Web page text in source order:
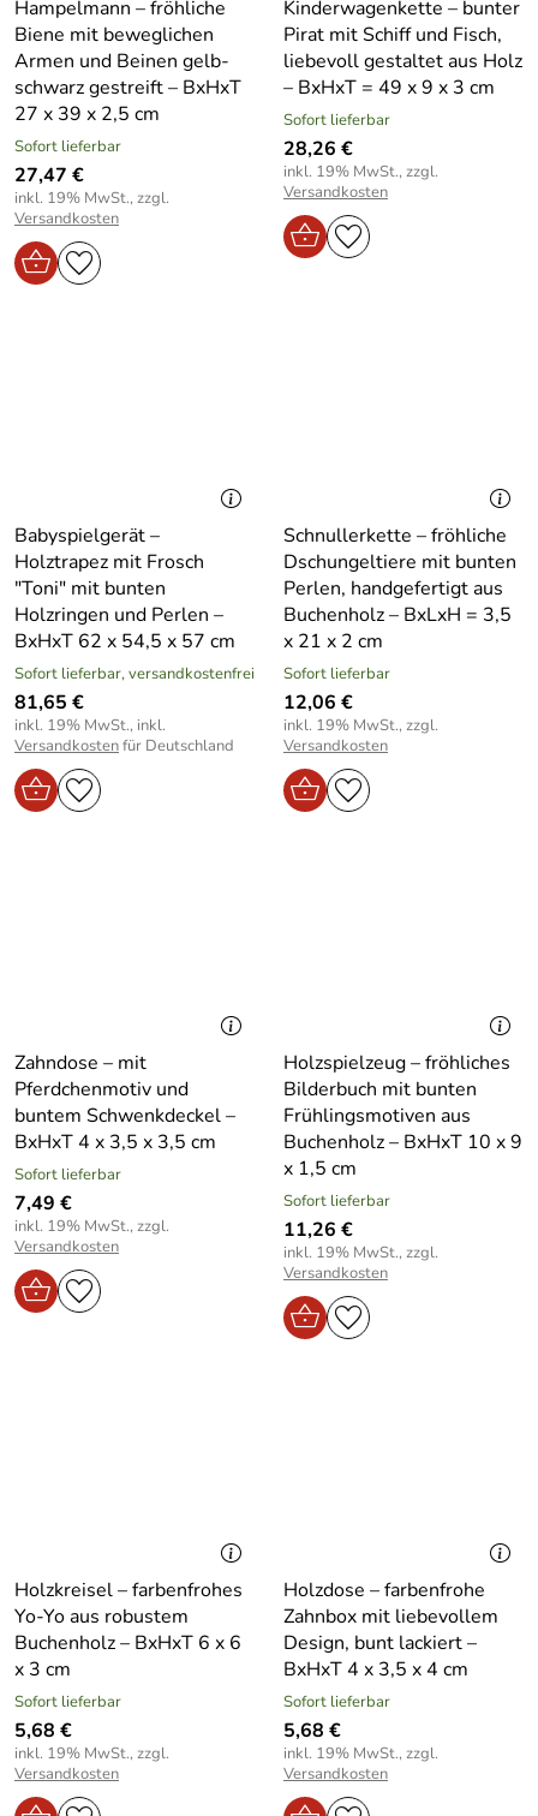
Hampelmann – fröhliche
Biene mit beweglichen
Armen und Beinen gelb-
schwarz gestreift – BxHxT
27 x 39 x 2,5 cm
Sofort lieferbar
27,47 €
inkl. 19% MwSt., zzgl.
Versandkosten
Kinderwagenkette – bunter
Pirat mit Schiff und Fisch,
liebevoll gestaltet aus Holz
– BxHxT = 49 x 9 x 3 cm
Sofort lieferbar
28,26 €
inkl. 19% MwSt., zzgl.
Versandkosten
Babyspielgerät –
Holztrapez mit Frosch
"Toni" mit bunten
Holzringen und Perlen –
BxHxT 62 x 54,5 x 57 cm
Sofort lieferbar, versandkostenfrei
81,65 €
inkl. 19% MwSt., inkl.
Versandkostenfür Deutschland
Schnullerkette – fröhliche
Dschungeltiere mit bunten
Perlen, handgefertigt aus
Buchenholz – BxLxH = 3,5
x 21 x 2 cm
Sofort lieferbar
12,06 €
inkl. 19% MwSt., zzgl.
Versandkosten
Zahndose – mit
Pferdchenmotiv und
buntem Schwenkdeckel –
BxHxT 4 x 3,5 x 3,5 cm
Sofort lieferbar
7,49 €
inkl. 19% MwSt., zzgl.
Versandkosten
Holzspielzeug – fröhliches
Bilderbuch mit bunten
Frühlingsmotiven aus
Buchenholz – BxHxT 10 x 9
x 1,5 cm
Sofort lieferbar
11,26 €
inkl. 19% MwSt., zzgl.
Versandkosten
Holzkreisel – farbenfrohes
Yo-Yo aus robustem
Buchenholz – BxHxT 6 x 6
x 3 cm
Sofort lieferbar
5,68 €
inkl. 19% MwSt., zzgl.
Versandkosten
Holzdose – farbenfrohe
Zahnbox mit liebevollem
Design, bunt lackiert –
BxHxT 4 x 3,5 x 4 cm
Sofort lieferbar
5,68 €
inkl. 19% MwSt., zzgl.
Versandkosten